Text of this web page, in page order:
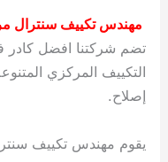
مهندس تكييف سنترال
تضم شركتنا افضل كادر
التكييف المركزي
إصلاح.
يقوم مهندس تكييف